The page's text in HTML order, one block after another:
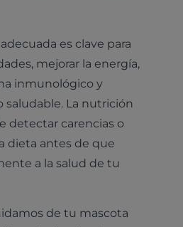
es clave para
mejorar la energía,
inmunológico y
La nutrición
detectar carencias o
dieta antes de que
a la salud de tu
de tu mascota